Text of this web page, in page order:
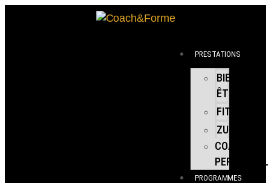
PRESTATIONS
BIEN
ÊTRE
FITNESS
ZUMBA
COACHING
PERSONNEL
PROGRAMMES